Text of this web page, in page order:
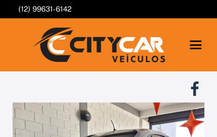
(12) 99631-6142